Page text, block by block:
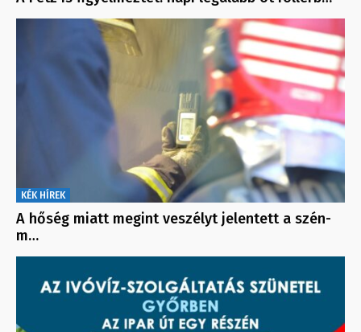
KÉK HÍREK
A hőség miatt megint veszélyt jelentett a szén-
m…